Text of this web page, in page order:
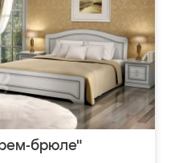
брюле"